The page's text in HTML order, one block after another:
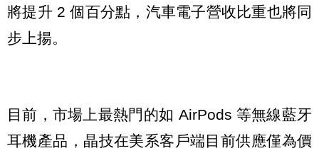
將提升 2 個百分點，汽車電子營收比重也將同
步上揚。
目前，市場上最熱門的如 AirPods 等無線藍牙
耳機產品，晶技在美系客戶端目前供應僅為價